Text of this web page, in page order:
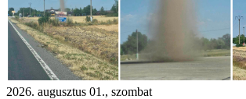
2026. augusztus 01., szombat